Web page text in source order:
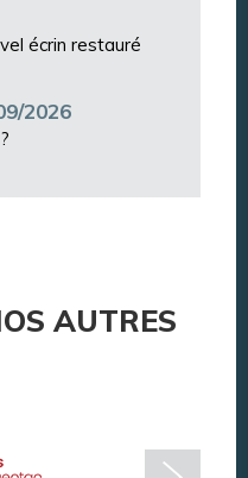
écrin restauré
2026
AUTRES